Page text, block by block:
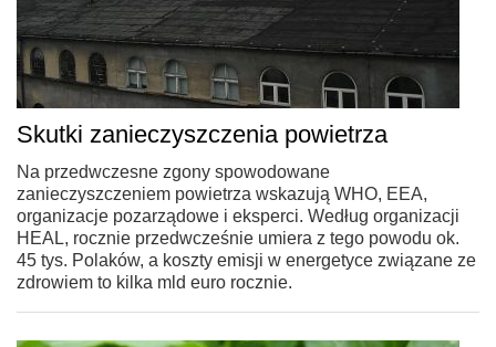
Skutki zanieczyszczenia powietrza
Na przedwczesne zgony spowodowane
zanieczyszczeniem powietrza wskazują WHO, EEA,
organizacje pozarządowe i eksperci. Według organizacji
HEAL, rocznie przedwcześnie umiera z tego powodu ok.
45 tys. Polaków, a koszty emisji w energetyce związane ze
zdrowiem to kilka mld euro rocznie.